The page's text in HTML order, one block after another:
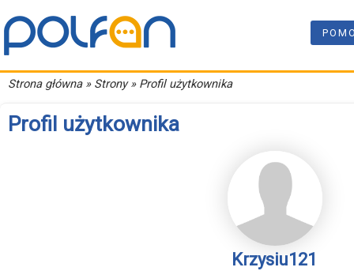
Strona główna» Strony » Profil użytkownika
Profil użytkownika
Krzysiu121